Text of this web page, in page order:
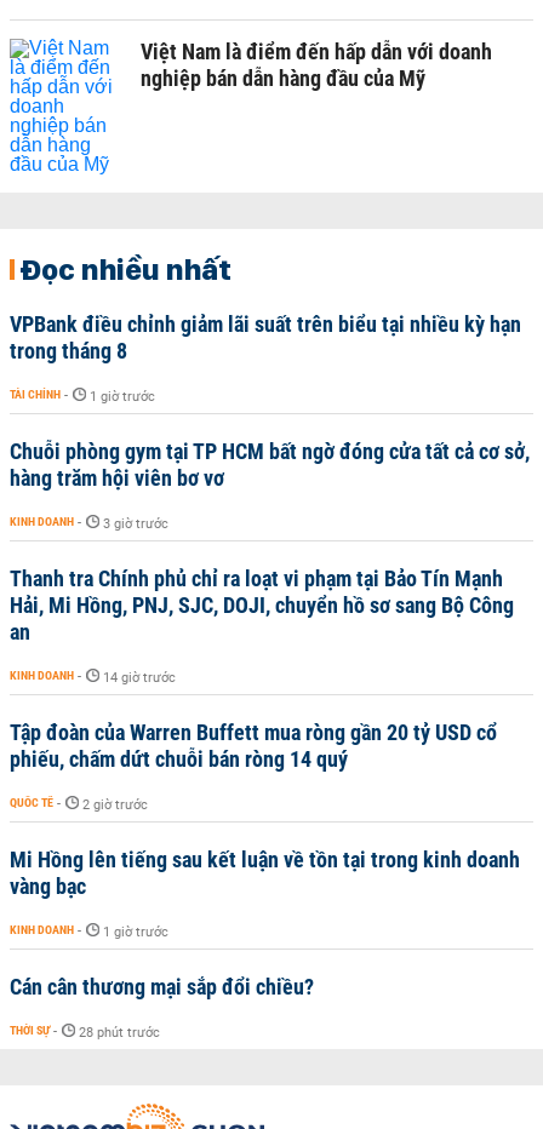
Việt Nam là điểm đến hấp dẫn với doanh
nghiệp bán dẫn hàng đầu của Mỹ
Đọc nhiều nhất
VPBank điều chỉnh giảm lãi suất trên biểu tại nhiều kỳ hạn
trong tháng 8
TÀI CHÍNH - 1 giờ trước
Chuỗi phòng gym tại TP HCM bất ngờ đóng cửa tất cả cơ sở,
hàng trăm hội viên bơ vơ
KINH DOANH - 3 giờ trước
Thanh tra Chính phủ chỉ ra loạt vi phạm tại Bảo Tín Mạnh
Hải, Mi Hồng, PNJ, SJC, DOJI, chuyển hồ sơ sang Bộ Công
an
KINH DOANH - 14 giờ trước
Tập đoàn của Warren Buffett mua ròng gần 20 tỷ USD cổ
phiếu, chấm dứt chuỗi bán ròng 14 quý
QUỐC TẾ - 2 giờ trước
Mi Hồng lên tiếng sau kết luận về tồn tại trong kinh doanh
vàng bạc
KINH DOANH - 1 giờ trước
Cán cân thương mại sắp đổi chiều?
THỜI SỰ - 28 phút trước